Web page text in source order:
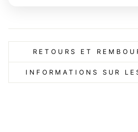
RETOURS ET
INFORMATIONS SUR